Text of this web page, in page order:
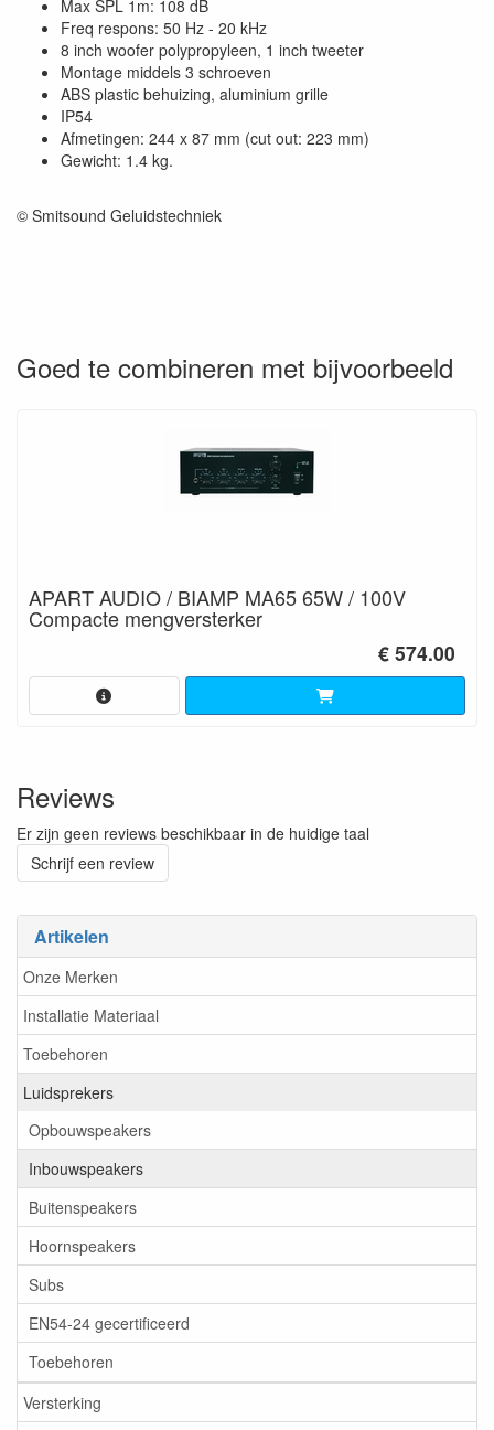
Artikelen
Onze Merken
Installatie Materiaal
Toebehoren
Luidsprekers
Opbouwspeakers
Inbouwspeakers
Buitenspeakers
Hoornspeakers
Subs
EN54-24 gecertificeerd
Toebehoren
Versterking
Max SPL 1m: 108 dB
Freq respons: 50 Hz - 20 kHz
8 inch woofer polypropyleen, 1 inch tweeter
Montage middels 3 schroeven
ABS plastic behuizing, aluminium grille
IP54
Afmetingen: 244 x 87 mm (cut out: 223 mm)
Gewicht: 1.4 kg.
© Smitsound Geluidstechniek
Goed te combineren met bijvoorbeeld
APART AUDIO / BIAMP MA65 65W / 100V
Compacte mengversterker
€ 574.00
Reviews
Er zijn geen reviews beschikbaar in de huidige taal
Schrijf een review